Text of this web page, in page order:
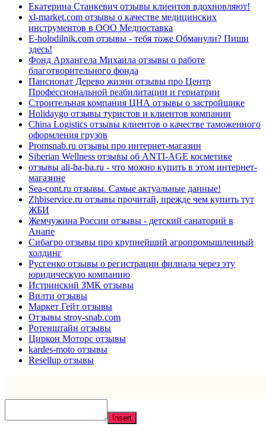
Екатерина Станкевич отзывы клиентов вдохновляют!
xl-market.com отзывы о качестве медицинских
инструментов в ООО Медпоставка
E-holodilnik.com отзывы - тебя тоже Обманули? Пиши
здесь!
Фонд Архангела Михаила отзывы о работе
благотворительного фонда
Пансионат Дерево жизни отзывы про Центр
Профессиональной реабилитации и гериатрии
Строительная компания ЦНА отзывы о застройщике
Holidaygo отзывы туристов и клиентов компании
China Logistics отзывы клиентов о качестве таможенного
оформления грузов
Promsnab.ru отзывы про интернет-магазин
Siberian Wellness отзывы об ANTI-AGE косметике
отзывы ali-ba-ba.ru - что можно купить в этом интернет-
магазине
Sea-cont.ru отзывы. Самые актуальные данные!
Zhbiservice.ru отзывы прочитай, прежде чем купить тут
ЖБИ
Жемчужина России отзывы - детский санаторий в
Анапе
Сибагро отзывы про крупнейший агропромышленный
холдинг
Русгенко отзывы о регистрации филиала через эту
юридическую компанию
Истринский ЗМК отзывы
Вилти отзывы
Маркет Гейт отзывы
Отзывы stroy-snab.com
Ротенштайн отзывы
Циркон Моторс отзывы
kardes-moto отзывы
Resellup отзывы
Insert